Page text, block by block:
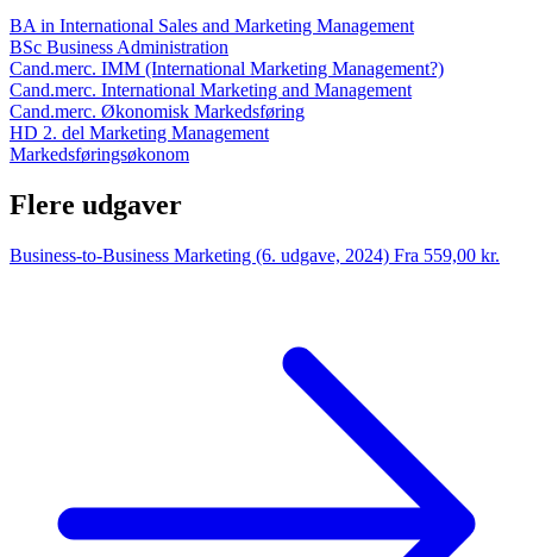
BA in International Sales and Marketing Management
BSc Business Administration
Cand.merc. IMM (International Marketing Management?)
Cand.merc. International Marketing and Management
Cand.merc. Økonomisk Markedsføring
HD 2. del Marketing Management
Markedsføringsøkonom
Flere udgaver
Business-to-Business Marketing (6. udgave, 2024) Fra 559,00 kr.